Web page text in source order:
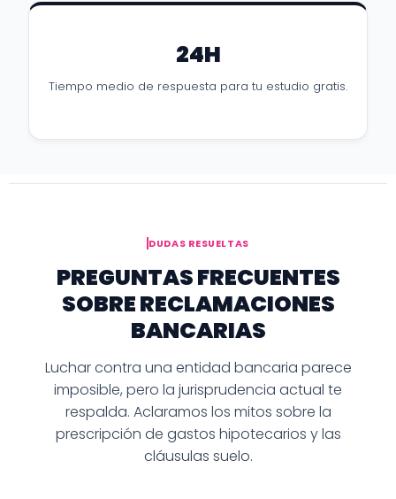
24H
Tiempo medio de respuesta para tu estudio gratis.
DUDAS RESUELTAS
PREGUNTAS FRECUENTES
SOBRE RECLAMACIONES
BANCARIAS
Luchar contra una entidad bancaria parece
imposible, pero la jurisprudencia actual te
respalda. Aclaramos los mitos sobre la
prescripción de gastos hipotecarios y las
cláusulas suelo.